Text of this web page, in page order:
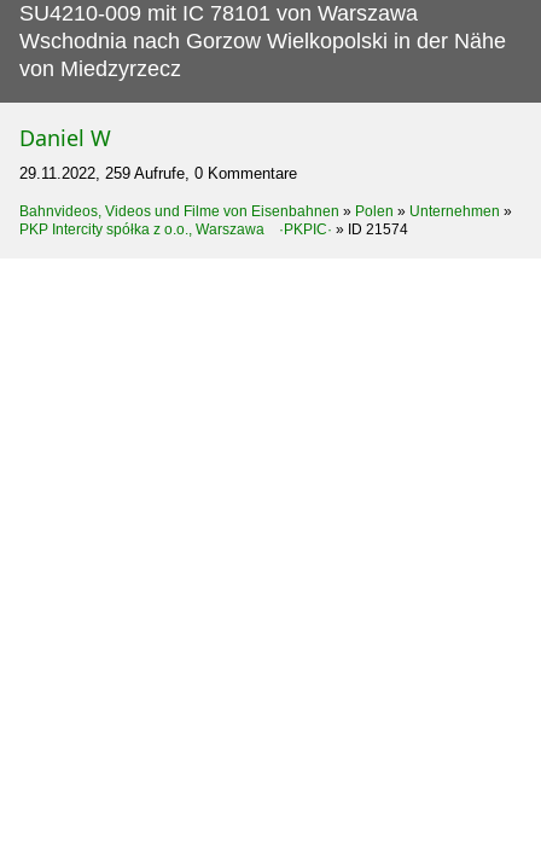
SU4210-009 mit IC 78101 von Warszawa
Wschodnia nach Gorzow Wielkopolski in der Nähe
von Miedzyrzecz
Daniel W
29.11.2022, 259 Aufrufe, 0 Kommentare
Bahnvideos, Videos und Filme von Eisenbahnen » Polen » Unternehmen »
PKP Intercity spółka z o.o., Warszawa ·PKPIC· » ID 21574